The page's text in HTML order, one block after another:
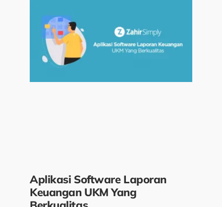
Aplikasi Software Laporan
Keuangan UKM Yang